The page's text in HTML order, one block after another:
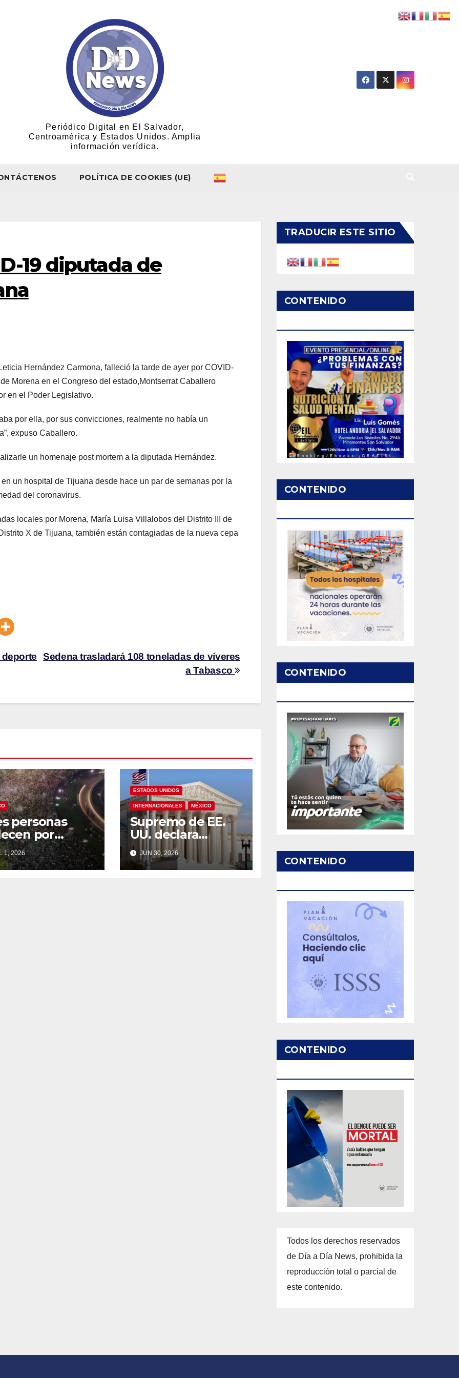
Periódico Digital en El Salvador,
Centroamérica y Estados Unidos. Amplia
información verídica.
POLÍTICA DE COOKIES (UE)
19 diputada de
Hernández Carmona, falleció la tarde de ayer por COVID-
Morena en el Congreso del estado,Montserrat Caballero
en el Poder Legislativo.
por ella, por sus convicciones, realmente no había un
expuso Caballero.
un homenaje post mortem a la diputada Hernández.
un hospital de Tijuana desde hace un par de semanas por la
del coronavirus.
locales por Morena, María Luisa Villalobos del Distrito III de
X de Tijuana, también están contagiadas de la nueva cepa
Sedena trasladará 108 toneladas de víveres
a Tabasco
personas
por
en festejos
la clasificación
a
1, 2026
ESTADOS UNIDOS
INTERNACIONALES MÉXICO
Supremo de EE.
UU. declara
inconstitucional
orden de Trump
sobre ciudadanía
JUN 30, 2026
TRADUCIR ESTE SITIO
CONTENIDO
CONTENIDO
CONTENIDO
CONTENIDO
CONTENIDO
Todos los derechos reservados
de Día a Día News, prohibida la
reproducción total o parcial de
este contenido.